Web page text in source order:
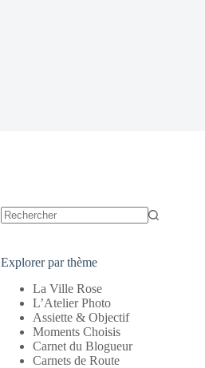
Explorer par thème
La Ville Rose
L’Atelier Photo
Assiette & Objectif
Moments Choisis
Carnet du Blogueur
Carnets de Route